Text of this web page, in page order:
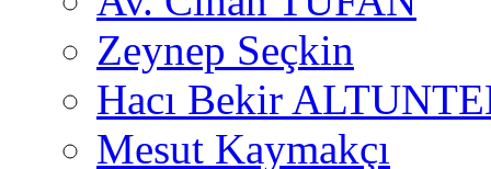
Zeynep Seçkin
Hacı Bekir
Mesut Kaymakçı